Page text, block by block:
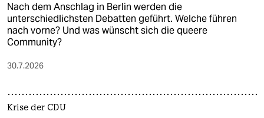
Nach dem Anschlag in Berlin werden die
unterschiedlichsten Debatten geführt. Welche führen
nach vorne? Und was wünscht sich die queere
Community?
30.7.2026
Krise der CDU